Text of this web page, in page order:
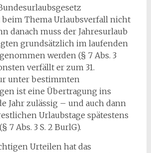
Thema Urlaubsverfall nicht
danach muss der Jahresurlaub
grundsätzlich im laufenden
werden (§ 7 Abs. 3
verfällt er zum 31.
unter bestimmten
ist eine Übertragung ins
Jahr zulässig – und auch dann
Urlaubstage spätestens
7 Abs. 3 S. 2 BurlG).
Urteilen hat das